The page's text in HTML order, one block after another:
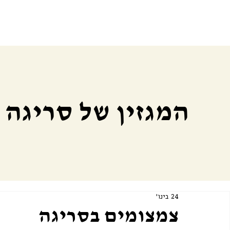
המגזין של
צמצומים בסריגה
24 בינו׳